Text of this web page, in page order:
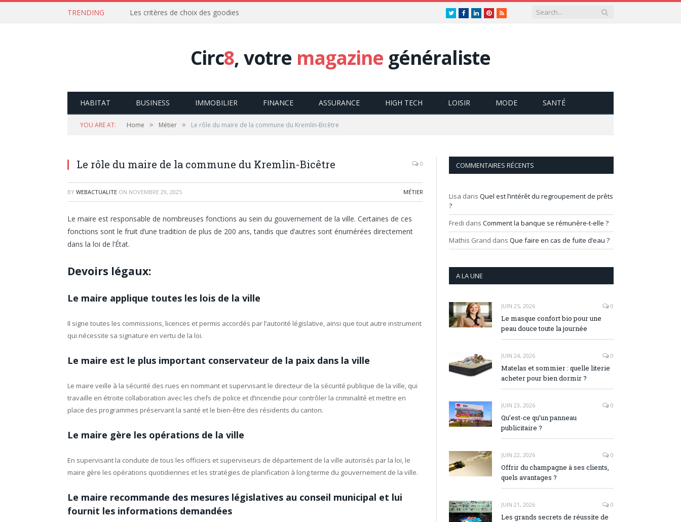
TRENDING Les critères de choix des goodies TwitterFacebookLinkedInPinterest
RSS
Circ8, votre magazine généraliste
HABITAT BUSINESS IMMOBILIER FINANCE ASSURANCE HIGH TECH LOISIR MODE SANTÉ
YOU ARE AT: Home » Métier » Le rôle du maire de la commune du Kremlin-Bicêtre
Le rôle du maire de la commune du Kremlin-Bicêtre 0
BY WEBACTUALITE ON NOVEMBRE 29, 2025 MÉTIER
Le maire est responsable de nombreuses fonctions au sein du gouvernement de la ville. Certaines de ces
fonctions sont le fruit d’une tradition de plus de 200 ans, tandis que d’autres sont énumérées directement
dans la loi de l’État.
Devoirs légaux:
Le maire applique toutes les lois de la ville
Il signe toutes les commissions, licences et permis accordés par l’autorité législative, ainsi que tout autre instrument
qui nécessite sa signature en vertu de la loi.
Le maire est le plus important conservateur de la paix dans la ville
Le maire veille à la sécurité des rues en nommant et supervisant le directeur de la sécurité publique de la ville, qui
travaille en étroite collaboration avec les chefs de police et d’incendie pour contrôler la criminalité et mettre en
place des programmes préservant la santé et le bien-être des résidents du canton.
Le maire gère les opérations de la ville
En supervisant la conduite de tous les officiers et superviseurs de département de la ville autorisés par la loi, le
maire gère les opérations quotidiennes et les stratégies de planification à long terme du gouvernement de la ville.
Le maire recommande des mesures législatives au conseil municipal et lui
fournit les informations demandées
COMMENTAIRES RÉCENTS
Lisa dans Quel est l’intérêt du regroupement de prêts
?
Fredi dans Comment la banque se rémunère-t-elle ?
Mathis Grand dans Que faire en cas de fuite d’eau ?
A LA UNE
JUIN 25, 2026 0
Le masque confort bio pour une
peau douce toute la journée
JUIN 24, 2026 0
Matelas et sommier : quelle literie
acheter pour bien dormir ?
JUIN 23, 2026 0
Qu’est-ce qu’un panneau
publicitaire ?
JUIN 22, 2026 0
Offrir du champagne à ses clients,
quels avantages ?
JUIN 21, 2026 0
Les grands secrets de réussite de